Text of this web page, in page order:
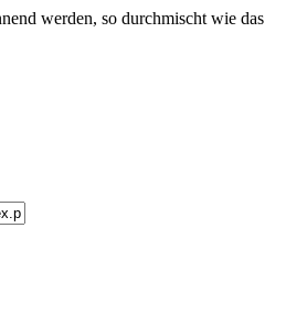
werden, so durchmischt wie das